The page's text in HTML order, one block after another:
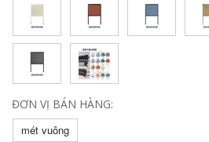
ĐƠN VỊ BÁN HÀNG:
mét vuông